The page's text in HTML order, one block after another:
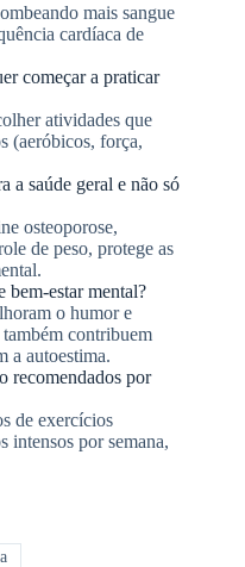
mais sangue
cardíaca de
começar a praticar
atividades que
(aeróbicos, força,
a saúde geral e não só
osteoporose,
de peso, protege as
bem-estar mental?
o humor e
também contribuem
a autoestima.
recomendados por
de exercícios
intensos por semana,